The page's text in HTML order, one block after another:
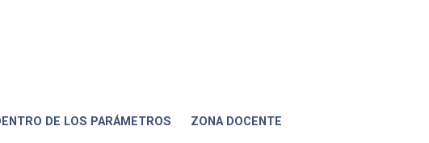
DE LOS PARÁMETROS ZONA DOCENTE